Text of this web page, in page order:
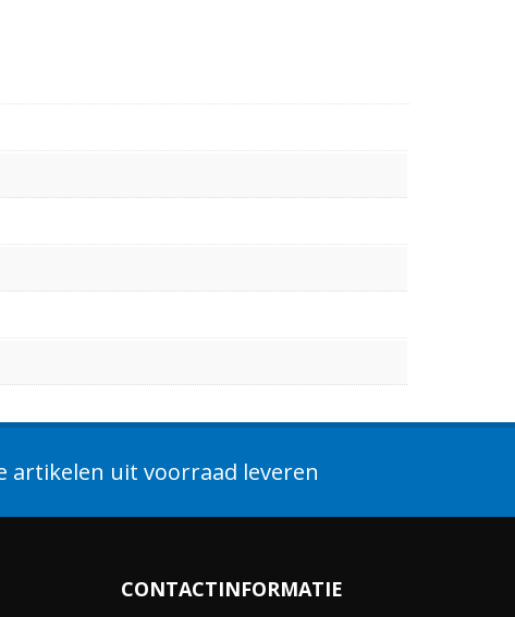
artikelen uit voorraad leveren
CONTACTINFORMATIE